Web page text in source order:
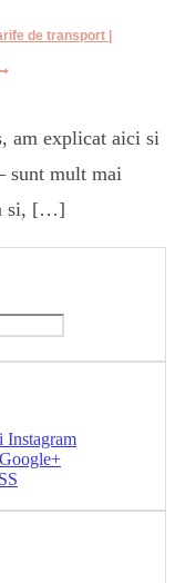
de transport |
am explicat aici si
sunt mult mai
si, […]